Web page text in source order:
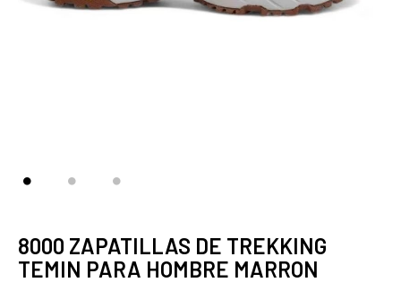
8000 ZAPATILLAS DE TREKKING
TEMIN PARA HOMBRE MARRON